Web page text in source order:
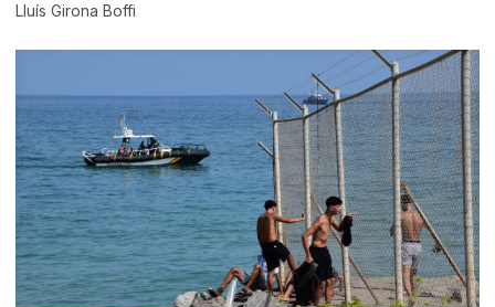
Lluís Girona Boffi